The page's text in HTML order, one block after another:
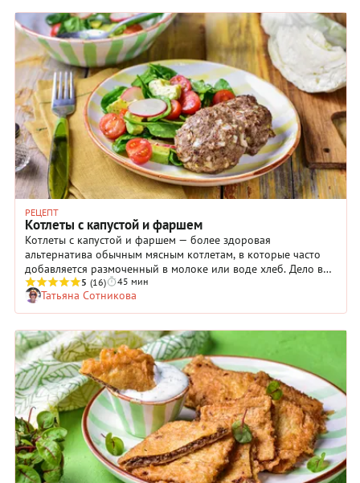
РЕЦЕПТ
Котлеты с капустой и фаршем
Котлеты с капустой и фаршем — более здоровая
альтернатива обычным мясным котлетам, в которые часто
добавляется размоченный в молоке или воде хлеб. Дело в
том, что калорийность изделий с овощным «наполнителем»
ниже, а усвояемость — лучше. К тому же капуста делает
котлеты более нежными (отлично разрыхляет фарш) и
одновременно — сочными. А еще она практически
незаметна в составе блюда! Поэтому даже если кто-то в
вашей семье не очень любит капусту, есть шанс, что
капустные котлеты с фаршем, приготовленные по нашему
рецепту, будут приняты благосклонно.
5 (16) 45 мин
Татьяна Сотникова